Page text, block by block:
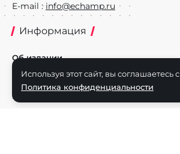
E-mail : info@echamp.ru
Информация
Об издании
Реклама на портале
Политика конфиденциальности
Используя этот сайт, вы соглашаетесь с
Политика конфиденциальности